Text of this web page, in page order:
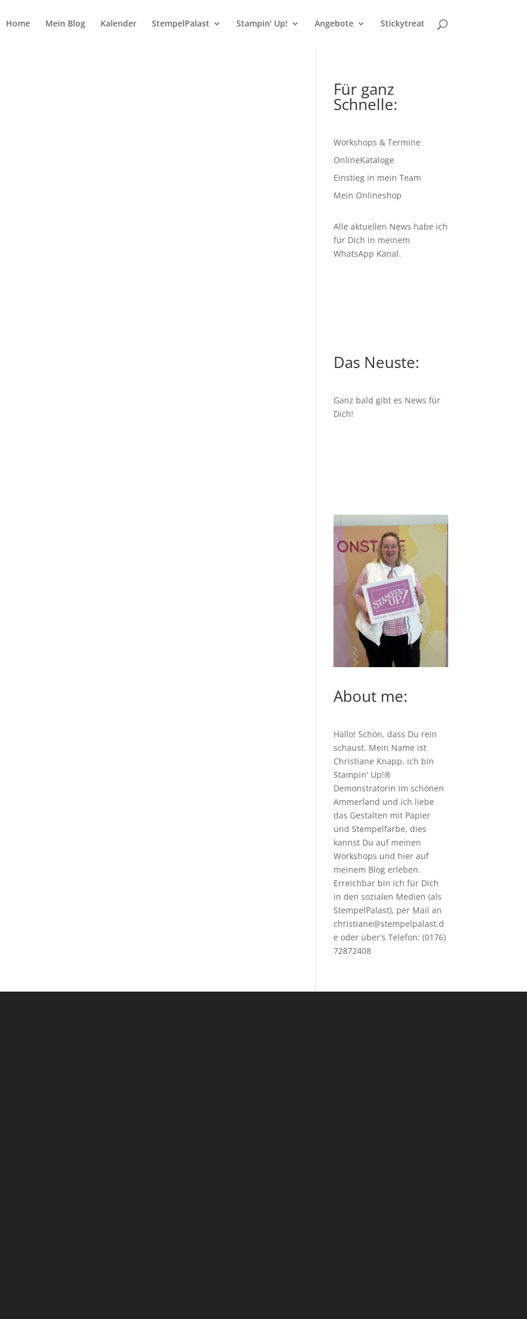
Home Mein Blog Kalender StempelPalast Stampin’ Up! Angebote Stickytreat
Für ganz
Schnelle:
Workshops & Termine
OnlineKataloge
Einstieg in mein Team
Mein Onlineshop
Alle aktuellen News habe ich
für Dich in meinem
WhatsApp Kanal.
Das Neuste:
Ganz bald gibt es News für
Dich!
About me:
Hallo! Schön, dass Du rein
schaust. Mein Name ist
Christiane Knapp, ich bin
Stampin' Up!®
Demonstratorin im schönen
Ammerland und ich liebe
das Gestalten mit Papier
und Stempelfarbe, dies
kannst Du auf meinen
Workshops und hier auf
meinem Blog erleben.
Erreichbar bin ich für Dich
in den sozialen Medien (als
StempelPalast), per Mail an
christiane@stempelpalast.d
e oder über's Telefon: (0176)
72872408